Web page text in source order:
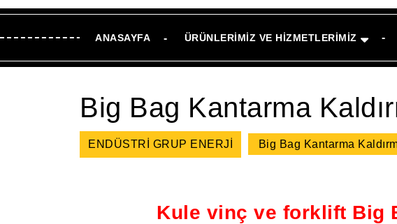
ANASAYFA ÜRÜNLERIMIZ VE HIZMETLERIMIZ
Big Bag Kantarma
ENDÜSTRİ GRUP ENERJİ Big Bag Kantarma
Kule vinç ve forklift Big